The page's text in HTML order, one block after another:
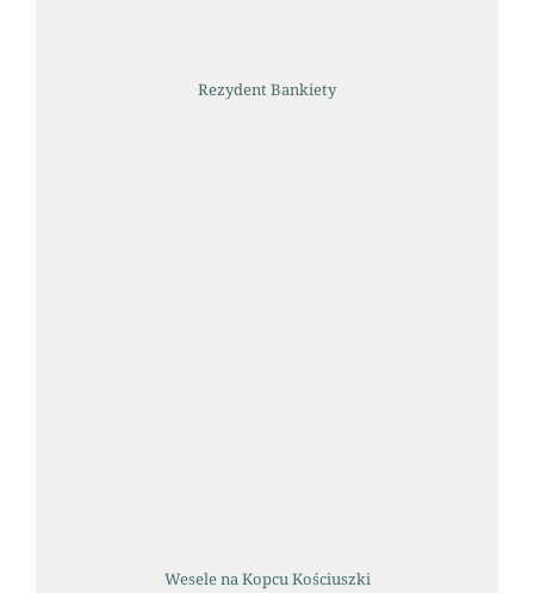
Rezydent Bankiety
Wesele na Kopcu Kościuszki